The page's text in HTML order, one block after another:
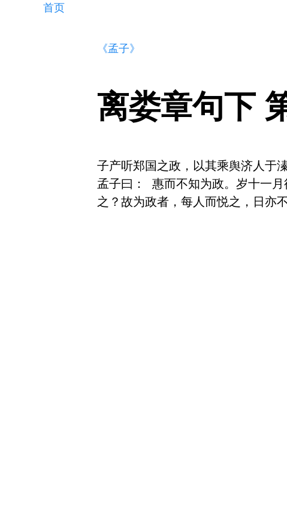
首页
《孟子》
离娄章句下
子产听郑国之政，以其乘舆济人于溱
孟子曰： 惠而不知为政。岁十一